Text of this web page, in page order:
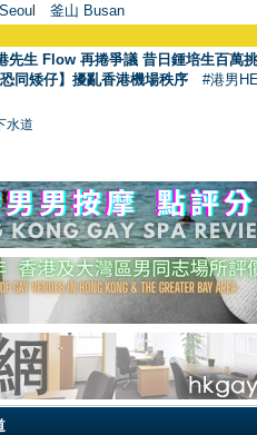
l 釜山 Busan
先生 Flow 再捲爭議 昔日鍾培生百萬
同矮仔】擾亂香港機場秩序 #港男
水道